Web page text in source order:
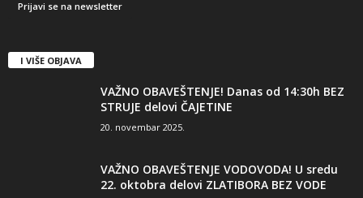
I VIŠE OBJAVA
VAŽNO OBAVEŠTENJE! Danas od 14:30h BEZ
STRUJE delovi ČAJETINE
20. novembar 2025.
VAŽNO OBAVEŠTENJE VODOVODA! U sredu
22. oktobra delovi ZLATIBORA BEZ VODE